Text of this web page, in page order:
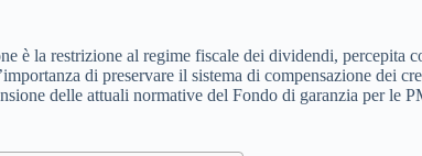
è la restrizione al regime fiscale dei dividendi,
di preservare il sistema di compensazione dei
delle attuali normative del Fondo di garanzia per